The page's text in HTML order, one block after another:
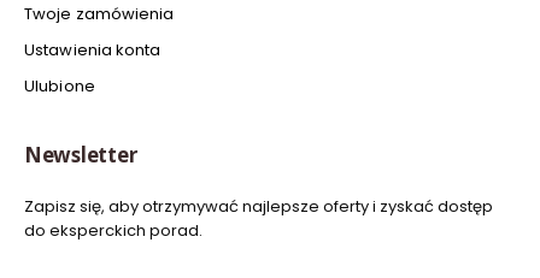
Twoje zamówienia
Ustawienia konta
Ulubione
Newsletter
Zapisz się, aby otrzymywać najlepsze oferty i zyskać dostęp
do eksperckich porad.